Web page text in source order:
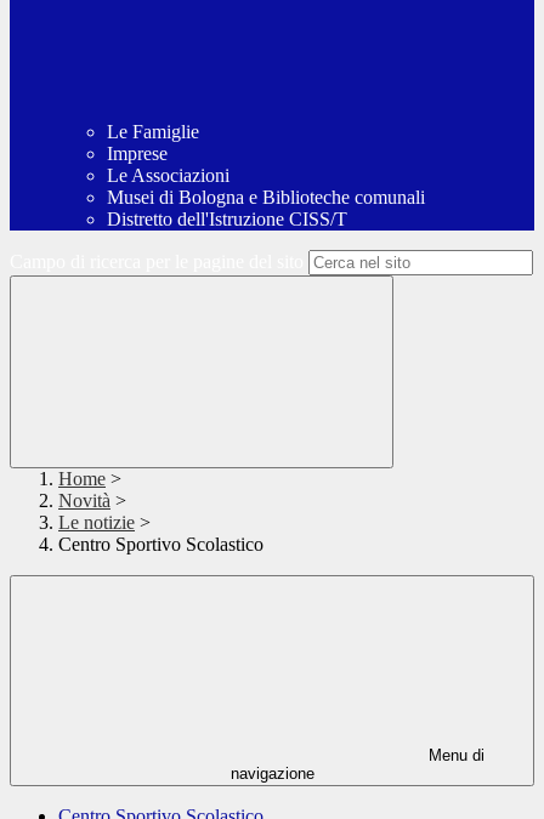
Le Famiglie
Imprese
Le Associazioni
Musei di Bologna e Biblioteche comunali
Distretto dell'Istruzione CISS/T
Home >
Novità >
Le notizie >
Centro Sportivo Scolastico
Menu di
navigazione